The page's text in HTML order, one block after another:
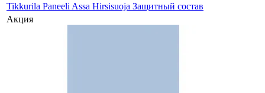
Tikkurila Paneeli Assa Hirsisuoja Защитный состав
Акция